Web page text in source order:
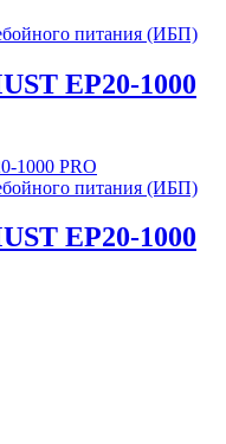
питания (ИБП)
EP20-1000
питания (ИБП)
EP20-1000